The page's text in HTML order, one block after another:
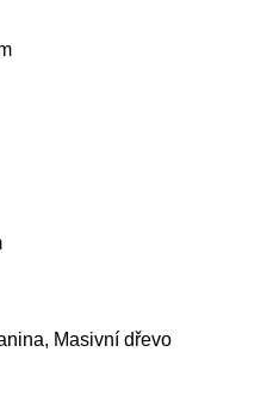
Masivní dřevo